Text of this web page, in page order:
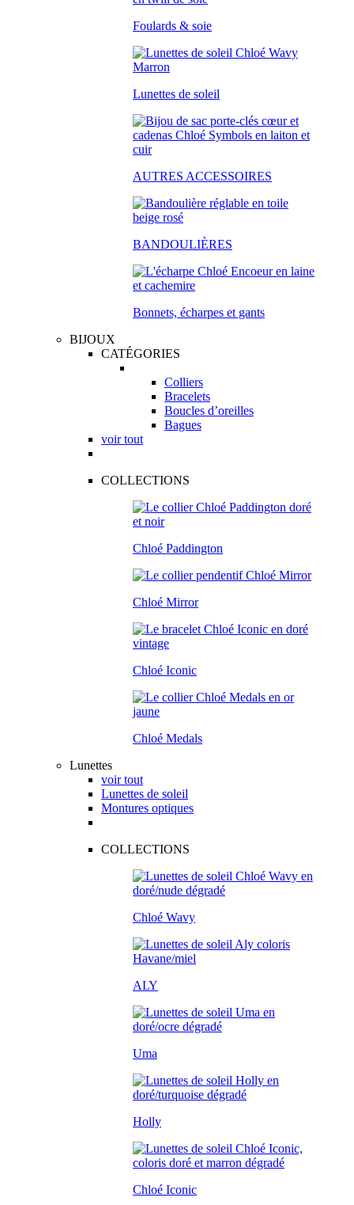
Foulards & soie
Lunettes de soleil
AUTRES ACCESSOIRES
BANDOULIÈRES
Bonnets, écharpes et gants
BIJOUX
CATÉGORIES
Colliers
Bracelets
Boucles d’oreilles
Bagues
voir tout
COLLECTIONS
Chloé Paddington
Chloé Mirror
Chloé Iconic
Chloé Medals
Lunettes
voir tout
Lunettes de soleil
Montures optiques
COLLECTIONS
Chloé Wavy
ALY
Uma
Holly
Chloé Iconic